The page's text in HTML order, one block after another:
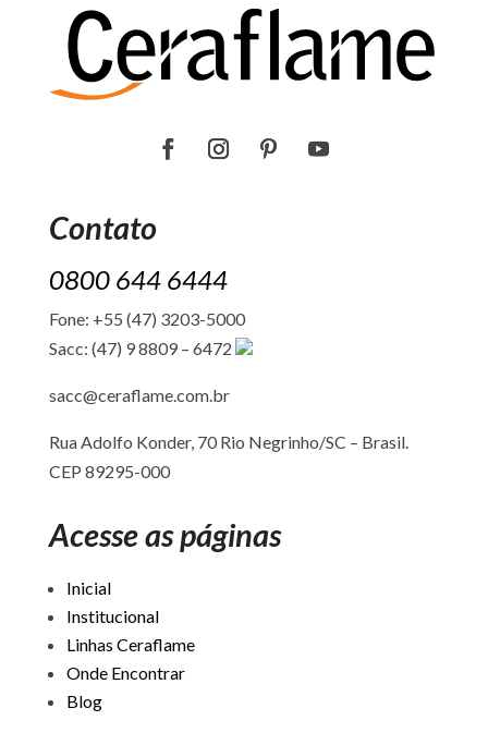
Contato
0800 644 6444
Fone: +55 (47) 3203-5000
Sacc: (47) 9 8809 – 6472
sacc@ceraflame.com.br
Rua Adolfo Konder, 70 Rio Negrinho/SC – Brasil.
CEP 89295-000
Acesse as páginas
Inicial
Institucional
Linhas Ceraflame
Onde Encontrar
Blog